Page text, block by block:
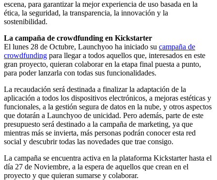
escena, para garantizar la mejor experiencia de uso basada en la
ética, la seguridad, la transparencia, la innovación y la
sostenibilidad.
La campaña de crowdfunding en Kickstarter
El lunes 28 de Octubre, Launchyoo ha iniciado su campaña de
crowdfunding para llegar a todos aquellos que, interesados en este
gran proyecto, quieran colaborar en la etapa final puesta a punto,
para poder lanzarla con todas sus funcionalidades.
La recaudación será destinada a finalizar la adaptación de la
aplicación a todos los dispositivos electrónicos, a mejoras estéticas y
funcionales, a la gestión segura de datos en la nube, y otros aspectos
que dotarán a Launchyoo de unicidad. Pero además, parte de este
presupuesto será destinado a la campaña de marketing, ya que
mientras más se invierta, más personas podrán conocer esta red
social y descubrir todas las novedades que trae consigo.
La campaña se encuentra activa en la plataforma Kickstarter hasta el
día 27 de Noviembre, a la espera de aquellos que crean en el
proyecto y que quieran sumarse y colaborar.